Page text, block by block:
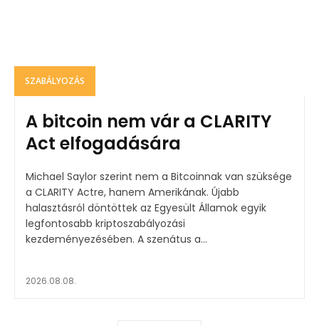
SZABÁLYOZÁS
A bitcoin nem vár a CLARITY
Act elfogadására
Michael Saylor szerint nem a Bitcoinnak van szüksége
a CLARITY Actre, hanem Amerikának. Újabb
halasztásról döntöttek az Egyesült Államok egyik
legfontosabb kriptoszabályozási
kezdeményezésében. A szenátus a...
2026.08.08.